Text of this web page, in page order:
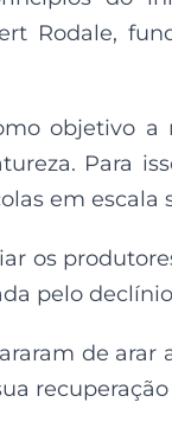
Rodale,
objetivo a
Para
em
os
pelo
de